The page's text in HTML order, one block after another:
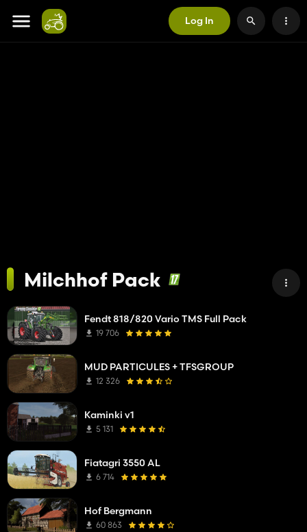
Log In
Milchhof Pack
Fendt 818/820 Vario TMS Full Pack
19 706
MUD PARTICULES + TFSGROUP
12 326
Kaminki v1
5 131
Fiatagri 3550 AL
6 714
Hof Bergmann
60 863